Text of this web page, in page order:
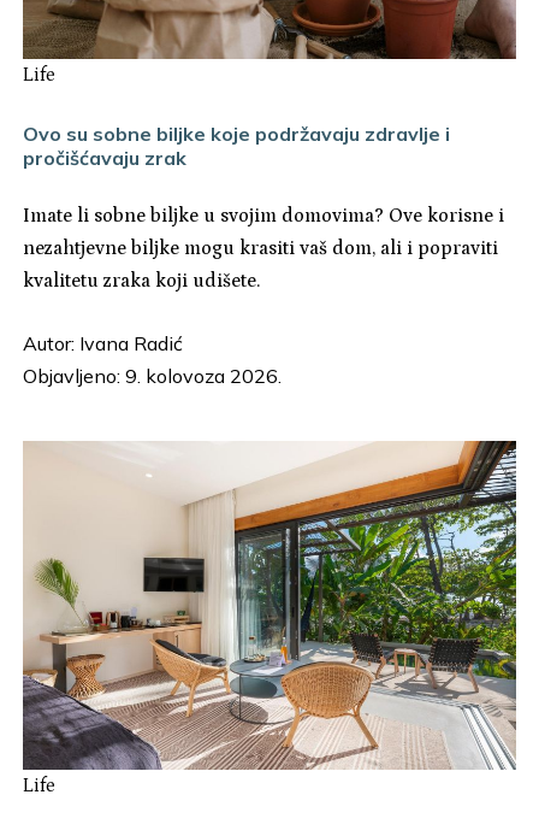
Life
Ovo su sobne biljke koje podržavaju zdravlje i
pročišćavaju zrak
Imate li sobne biljke u svojim domovima? Ove korisne i
nezahtjevne biljke mogu krasiti vaš dom, ali i popraviti
kvalitetu zraka koji udišete.
Autor: Ivana Radić
Objavljeno: 9. kolovoza 2026.
Life